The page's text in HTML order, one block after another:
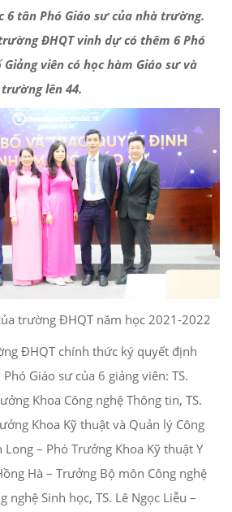
6 tân Phó Giáo sư của nhà trường.
ĐHQT vinh dự có thêm 6 Phó
viên có học hàm Giáo sư và
lên 44.
trường ĐHQT năm học 2021-2022
ĐHQT chính thức ký quyết định
Giáo sư của 6 giảng viên: TS.
Khoa Công nghệ Thông tin, TS.
Khoa Kỹ thuật và Quản lý Công
Long – Phó Trưởng Khoa Kỹ thuật Y
Hà – Trưởng Bộ môn Công nghệ
nghệ Sinh học, TS. Lê Ngọc Liễu –